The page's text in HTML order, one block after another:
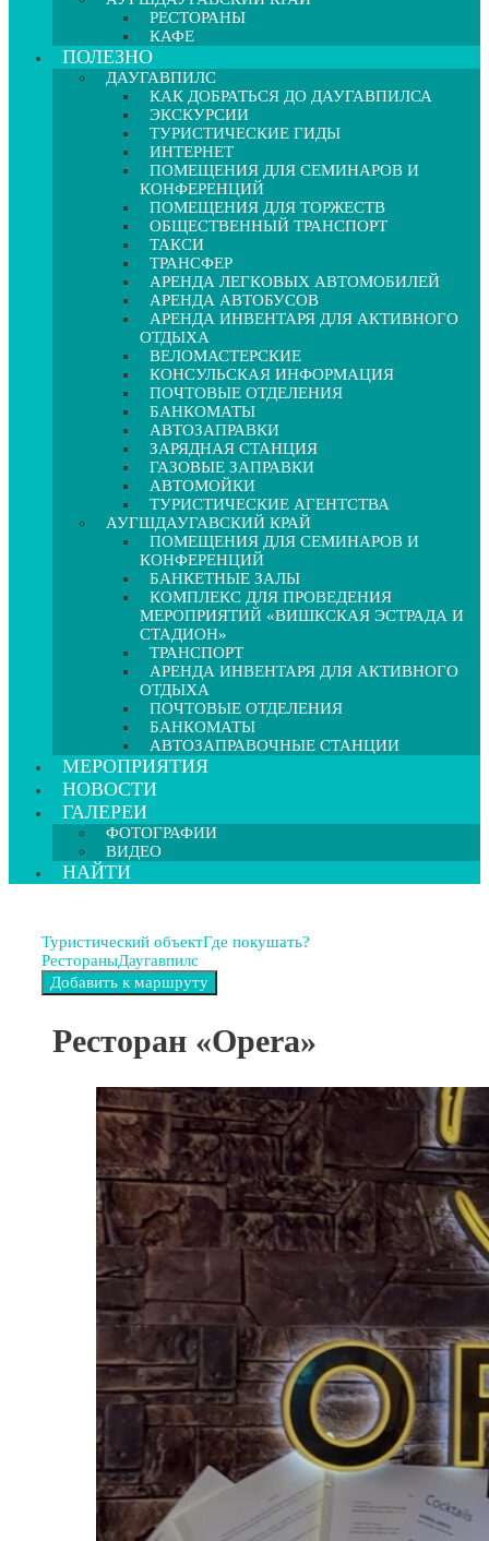
РЕСТОРАНЫ
КАФЕ
ПОЛЕЗНО
ДАУГАВПИЛС
КАК ДОБРАТЬСЯ ДО ДАУГАВПИЛСА
ЭКСКУРСИИ
ТУРИСТИЧЕСКИЕ ГИДЫ
ИНТЕРНЕТ
ПОМЕЩЕНИЯ ДЛЯ СЕМИНАРОВ И
КОНФЕРЕНЦИЙ
ПОМЕЩЕНИЯ ДЛЯ ТОРЖЕСТВ
ОБЩЕСТВЕННЫЙ ТРАНСПОРТ
ТАКСИ
ТРАНСФЕР
АРЕНДА ЛЕГКОВЫХ АВТОМОБИЛЕЙ
АРЕНДА АВТОБУСОВ
АРЕНДА ИНВЕНТАРЯ ДЛЯ АКТИВНОГО
ОТДЫХА
ВЕЛОМАСТЕРСКИЕ
КОНСУЛЬСКАЯ ИНФОРМАЦИЯ
ПОЧТОВЫЕ ОТДЕЛЕНИЯ
БАНКОМАТЫ
АВТОЗАПРАВКИ
ЗАРЯДНАЯ СТАНЦИЯ
ГАЗОВЫЕ ЗАПРАВКИ
АВТОМОЙКИ
ТУРИСТИЧЕСКИЕ АГЕНТСТВА
АУГШДАУГАВСКИЙ КРАЙ
ПОМЕЩЕНИЯ ДЛЯ СЕМИНАРОВ И
КОНФЕРЕНЦИЙ
БАНКЕТНЫЕ ЗАЛЫ
КОМПЛЕКС ДЛЯ ПРОВЕДЕНИЯ
МЕРОПРИЯТИЙ «ВИШКСКАЯ ЭСТРАДА И
СТАДИОН»
ТРАНСПОРТ
АРЕНДА ИНВЕНТАРЯ ДЛЯ АКТИВНОГО
ОТДЫХА
ПОЧТОВЫЕ ОТДЕЛЕНИЯ
БАНКОМАТЫ
АВТОЗАПРАВОЧНЫЕ СТАНЦИИ
МЕРОПРИЯТИЯ
НОВОСТИ
ГАЛЕРЕИ
ФОТОГРАФИИ
ВИДЕО
НАЙТИ
Туристический объектГде покушать?
РестораныДаугавпилс
Ресторан «Opera»